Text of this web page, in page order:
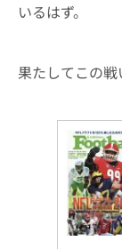
いるはず。
果たしてこの